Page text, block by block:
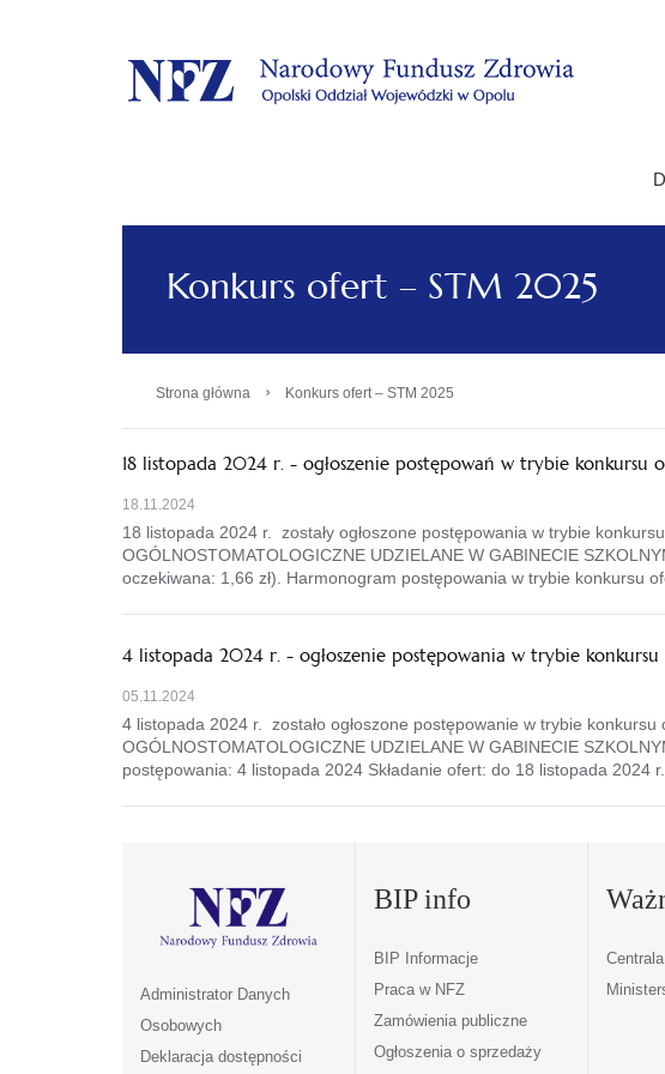
.
Konkurs ofert – STM 2025
Strona główna › Konkurs ofert – STM 2025
18 listopada 2024 r. - ogłoszenie postępowań w trybie
18.11.2024
18 listopada 2024 r. zostały ogłoszone postępowania w trybie
OGÓLNOSTOMATOLOGICZNE UDZIELANE W GABINECIE
oczekiwana: 1,66 zł). Harmonogram postępowania w trybie konkursu
4 listopada 2024 r. - ogłoszenie postępowania w trybie
05.11.2024
4 listopada 2024 r. zostało ogłoszone postępowanie w trybie
OGÓLNOSTOMATOLOGICZNE UDZIELANE W GABINECIE
postępowania: 4 listopada 2024 Składanie ofert: do 18 listopada
Administrator Danych
Osobowych
Deklaracja dostępności
BIP info
BIP Informacje
Praca w NFZ
Zamówienia publiczne
Ogłoszenia o sprzedaży